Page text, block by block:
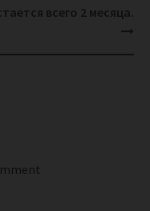
всего 2 месяца.